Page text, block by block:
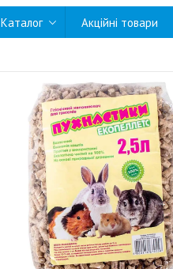
Каталог Акційні товари